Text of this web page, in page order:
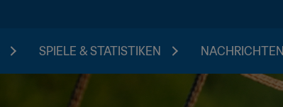
SPIELE & STATISTIKEN NACHRICHTEN